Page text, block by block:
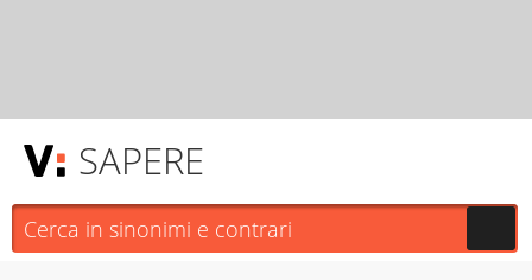
SAPERE